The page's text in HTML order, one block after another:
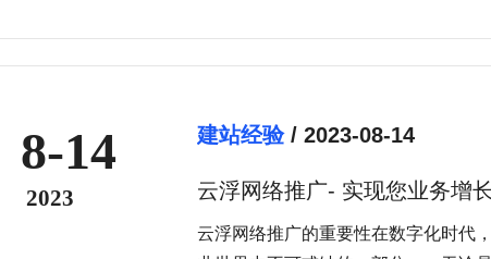
8-14
2023
建站经验 / 2023-08-14
云浮网络推广- 实现您业务增
云浮网络推广的重要性在数字化时代